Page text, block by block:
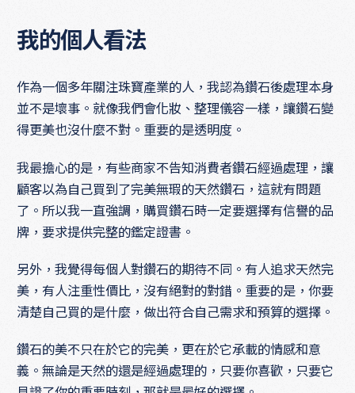
我的個人看法
作為一個多年關注珠寶產業的人，我認為鑽石後處理本身
並不是壞事。就像我們會化妝、整理儀容一樣，讓鑽石變
得更美也沒什麼不對。重要的是透明度。
我最擔心的是，有些商家不告知消費者鑽石經過處理，讓
顧客以為自己買到了完美無瑕的天然鑽石，這就有問題
了。所以我一直強調，購買鑽石時一定要選擇有信譽的品
牌，要求提供完整的鑑定證書。
另外，我覺得每個人對鑽石的期待不同。有人追求天然完
美，有人注重性價比，沒有絕對的對錯。重要的是，你要
清楚自己買的是什麼，做出符合自己需求和預算的選擇。
鑽石的美不只在於它的完美，更在於它承載的情感和意
義。無論是天然的還是經過處理的，只要你喜歡，只要它